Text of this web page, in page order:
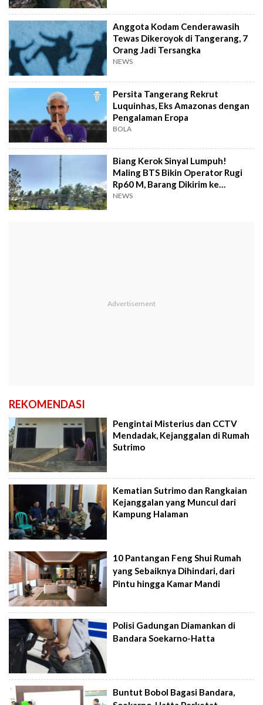
Anggota Kodam Cenderawasih
Tewas Dikeroyok di Tangerang, 7
Orang Jadi Tersangka
NEWS
Persita Tangerang Rekrut
Luquinhas, Eks Amazonas dengan
Pengalaman Eropa
BOLA
Biang Kerok Sinyal Lumpuh!
Maling BTS Bikin Operator Rugi
Rp60 M, Barang Dikirim ke
Thailand
NEWS
REKOMENDASI
Pengintai Misterius dan CCTV
Mendadak, Kejanggalan di Rumah
Sutrimo
Kematian Sutrimo dan Rangkaian
Kejanggalan yang Muncul dari
Kampung Halaman
10 Pantangan Feng Shui Rumah
yang Sebaiknya Dihindari, dari
Pintu hingga Kamar Mandi
Polisi Gadungan Diamankan di
Bandara Soekarno-Hatta
Buntut Bobol Bagasi Bandara,